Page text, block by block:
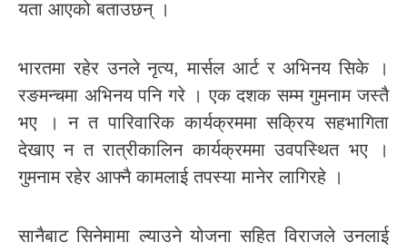
यता आएको बताउछन् ।
भारतमा रहेर उनले नृत्य, मार्सल आर्ट र अभिनय सिके ।
रङमन्चमा अभिनय पनि गरे । एक दशक सम्म गुमनाम जस्तै
भए । न त पारिवारिक कार्यक्रममा सक्रिय सहभागिता
देखाए न त रात्रीकालिन कार्यक्रममा उवपस्थित भए ।
गुमनाम रहेर आफ्नै कामलाई तपस्या मानेर लागिरहे ।
सानैबाट सिनेमामा ल्याउने योजना सहित विराजले उनलाई